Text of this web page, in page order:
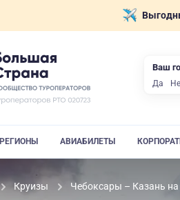
РЕГИОНЫ АВИАБИЛЕТЫ
Круизы Чебоксары – Казань
Ваш
Да